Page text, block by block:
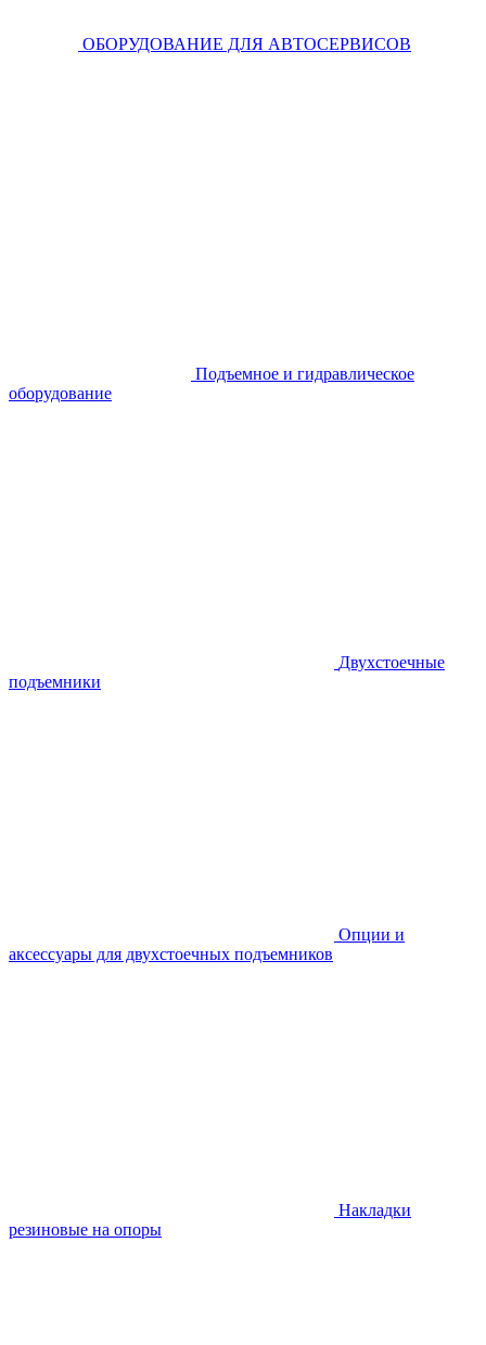
ОБОРУДОВАНИЕ ДЛЯ АВТОСЕРВИСОВ
Подъемное и гидравлическое
оборудование
Двухстоечные
подъемники
Опции и
аксессуары для двухстоечных подъемников
Накладки
резиновые на опоры